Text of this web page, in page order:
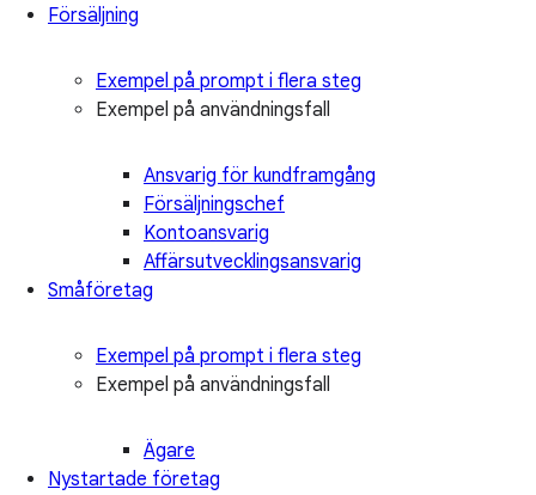
Försäljning
Exempel på prompt i flera steg
Exempel på användningsfall
Ansvarig för kundframgång
Försäljningschef
Kontoansvarig
Affärsutvecklingsansvarig
Småföretag
Exempel på prompt i flera steg
Exempel på användningsfall
Ägare
Nystartade företag